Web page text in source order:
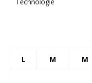
Technologie
L M M